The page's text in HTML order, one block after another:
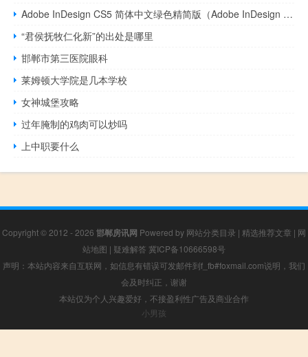
Adobe InDesign CS5 简体中文绿色精简版（Adobe InDesign CS5 简体中文绿色精简版功能简介）
“君侯抚牧仁化新”的出处是哪里
邯郸市第三医院眼科
莱姆顿大学院是几本学校
女神城堡攻略
过年腌制的鸡肉可以炒吗
上中职要什么
Copyright © 2012 - 2026 邯郸房讯网 Powered by 网站分类目录 | 精选推荐文章 | 网
站地图 | 疑难解答 冀ICP备10666598号
声明：本站内容来自互联网，如信息有错误可发邮件到f_fb#foxmail.com说明，我们
会及时纠正，谢谢
本站仅为个人兴趣爱好，不接盈利性广告及商业合作
小男孩